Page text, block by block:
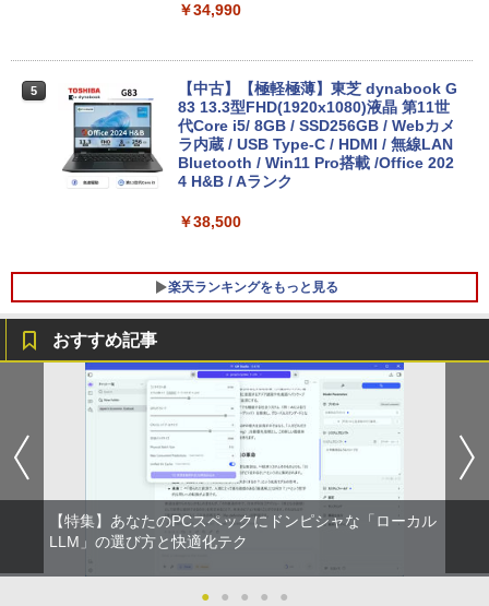
￥34,990
5
【中古】【極軽極薄】東芝 dynabook G
83 13.3型FHD(1920x1080)液晶 第11世
代Core i5/ 8GB / SSD256GB / Webカメ
ラ内蔵 / USB Type-C / HDMI / 無線LAN
Bluetooth / Win11 Pro搭載 /Office 202
4 H&B / Aランク
￥38,500
楽天ランキングをもっと見る
HP EliteDesk800 G4 SFF オフィス付き
Corei5-8500 / メモリ16GB / HDD500GB
windows11 Pro 中古 デスクトップパソ
コン オプション変更可能（ 32GB / 64G
B / M.2 SSD 512GB~1TB Windows10 O
S 選択可能）
￥28,800
Mouse Computer MPro-S230【第11世
DELL デル・テクノロジーズ Dell Pro 2
3.8 ディスプレイ E2425HM 【法人限
定】【NE直】
￥12,700
Yoothi 互換品 11.6インチ ASUS B1100
R1100F BR1100FKA B1100FKA-BP135
4XA B1100FKA-BP0402RA 対応 1366x7
角川まんが学習シリーズ 世界の歴史
全20巻定番セット [ 羽田 正 ]
￥24,200
途上の王国 一号線を北上せよ モロッ
コ天涯編 [ 沢木耕太郎 ]
￥2,310
おすすめ記事
【特集】あなたのPCスペックにドンピシャな「ローカル
LLM」の選び方と快適化テク
● ● ● ● ●